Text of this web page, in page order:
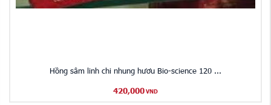
Hồng sâm linh chi nhung hươu Bio-science 120 ...
420,000 VND